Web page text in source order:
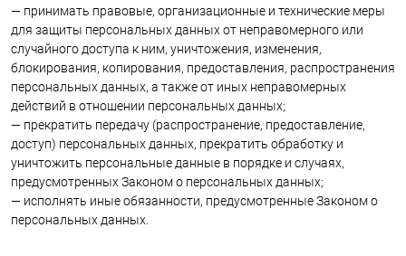
— принимать правовые, организационные и технические меры
для защиты персональных данных от неправомерного или
случайного доступа к ним, уничтожения, изменения,
блокирования, копирования, предоставления, распространения
персональных данных, а также от иных неправомерных
действий в отношении персональных данных;
— прекратить передачу (распространение, предоставление,
доступ) персональных данных, прекратить обработку и
уничтожить персональные данные в порядке и случаях,
предусмотренных Законом о персональных данных;
— исполнять иные обязанности, предусмотренные Законом о
персональных данных.